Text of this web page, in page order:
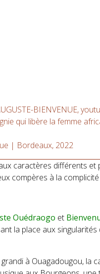
BIENVENUE,
qui libère la femme
| Bordeaux, 2022
caractères différents
compères à la
Ouédraogo et
la place aux
à Ouagadougou, la